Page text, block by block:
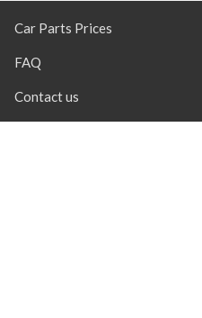
Car Parts Prices
FAQ
Contact us